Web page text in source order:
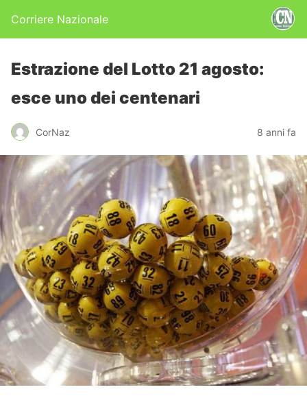
Corriere Nazionale
Estrazione del Lotto 21 agosto:
esce uno dei centenari
CorNaz 8 anni fa